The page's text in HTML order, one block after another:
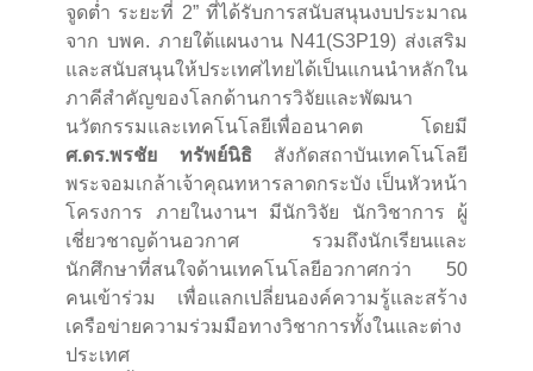
จูดตํ่า ระยะที่ 2” ที่ได้รับการสนับสนุนงบประมาณ
จาก บพค. ภายใต้แผนงาน N41(S3P19) ส่งเสริม
และสนับสนุนให้ประเทศไทยได้เป็นแกนนำหลักใน
ภาคีสำคัญของโลกด้านการวิจัยและพัฒนา
นวัตกรรมและเทคโนโลยีเพื่ออนาคต โดยมี
ศ.ดร.พรชัย ทรัพย์นิธิ สังกัดสถาบันเทคโนโลยี
พระจอมเกล้าเจ้าคุณทหารลาดกระบัง เป็นหัวหน้า
โครงการ ภายในงานฯ มีนักวิจัย นักวิชาการ ผู้
เชี่ยวชาญด้านอวกาศ รวมถึงนักเรียนและ
นักศึกษาที่สนใจด้านเทคโนโลยีอวกาศกว่า 50
คนเข้าร่วม เพื่อแลกเปลี่ยนองค์ความรู้และสร้าง
เครือข่ายความร่วมมือทางวิชาการทั้งในและต่าง
ประเทศ